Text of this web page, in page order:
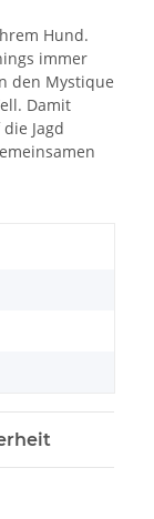
Hund.
immer
den Mystique
Damit
Jagd